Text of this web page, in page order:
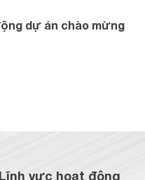
dự án chào mừng
Lĩnh vực hoạt động